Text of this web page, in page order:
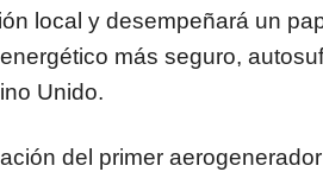
local y desempeñará un
más seguro,
Unido.
del primer